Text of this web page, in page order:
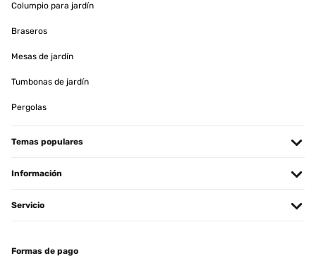
Columpio para jardín
Braseros
Mesas de jardín
Tumbonas de jardín
Pergolas
Temas populares
Información
Servicio
Formas de pago